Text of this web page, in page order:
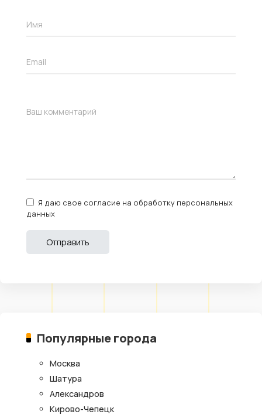
Я даю свое согласие на обработку персональных
данных
Популярные города
Москва
Шатура
Александров
Кирово-Чепецк